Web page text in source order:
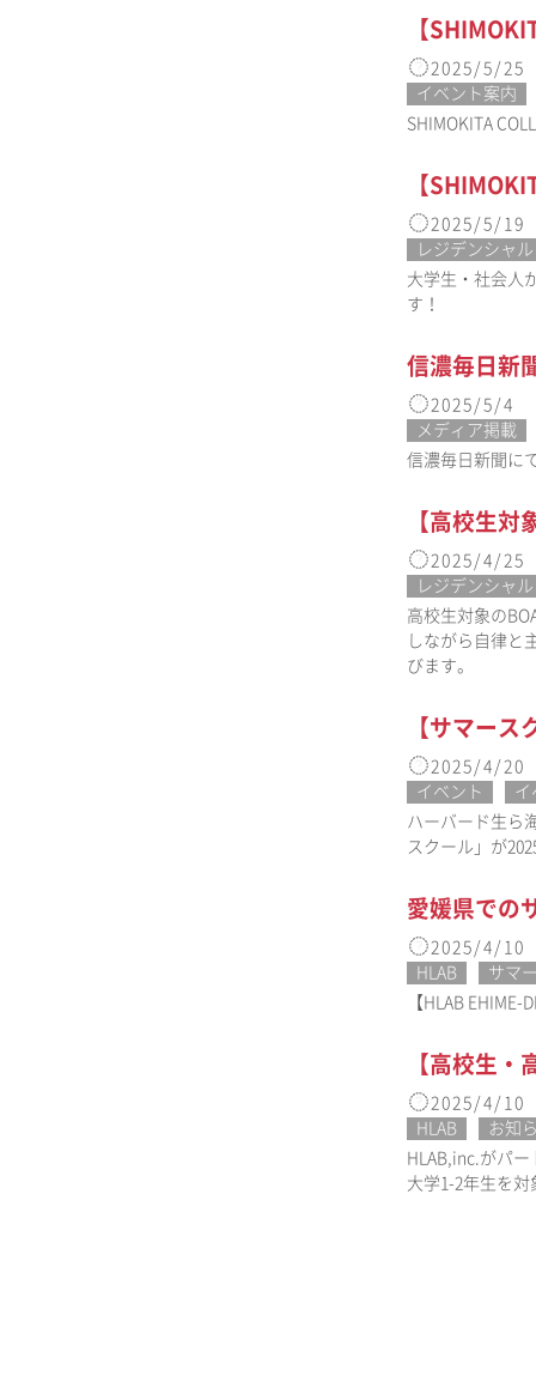
【
2025/5/25
イベント案内
SHIMOKITA
【
2025/5/19
レジデンシャ
大学生・社会人
す！
信濃毎日新
2025/5/4
メディア掲載
信濃毎日新聞に
【高校生対
2025/4/25
レジデンシャ
高校生対象の
しながら自律と
びます。
【サマー
2025/4/20
イベント
イ
ハーバード生ら
スクール」が
愛媛県での
2025/4/10
HLAB
サマ
【HLAB
【高校生
2025/4/10
HLAB
お知
HLAB,inc.がパ
大学1-2年生を